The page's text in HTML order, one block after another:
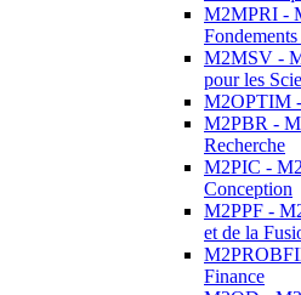
M2MPRI -
M2MSV -
pour les
M2OPTIM
M2PBR -
Recherche
M2PIC -
Conception
M2PPF -
et de la
Finance